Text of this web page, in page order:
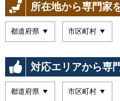
所在地から専門家
対応エリアから専